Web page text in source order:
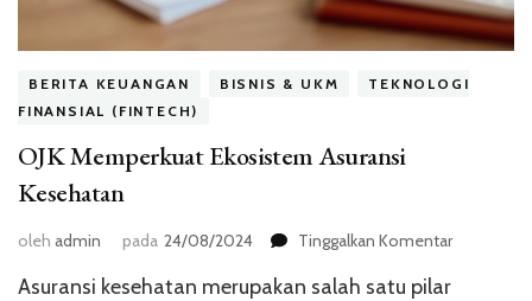
BERITA KEUANGAN BISNIS & UKM
TEKNOLOGI
FINANSIAL (FINTECH)
OJK Memperkuat Ekosistem Asuransi
Kesehatan
oleh admin pada 24/08/2024 Tinggalkan Komentarpada
Asuransi kesehatan merupakan salah satu pilar